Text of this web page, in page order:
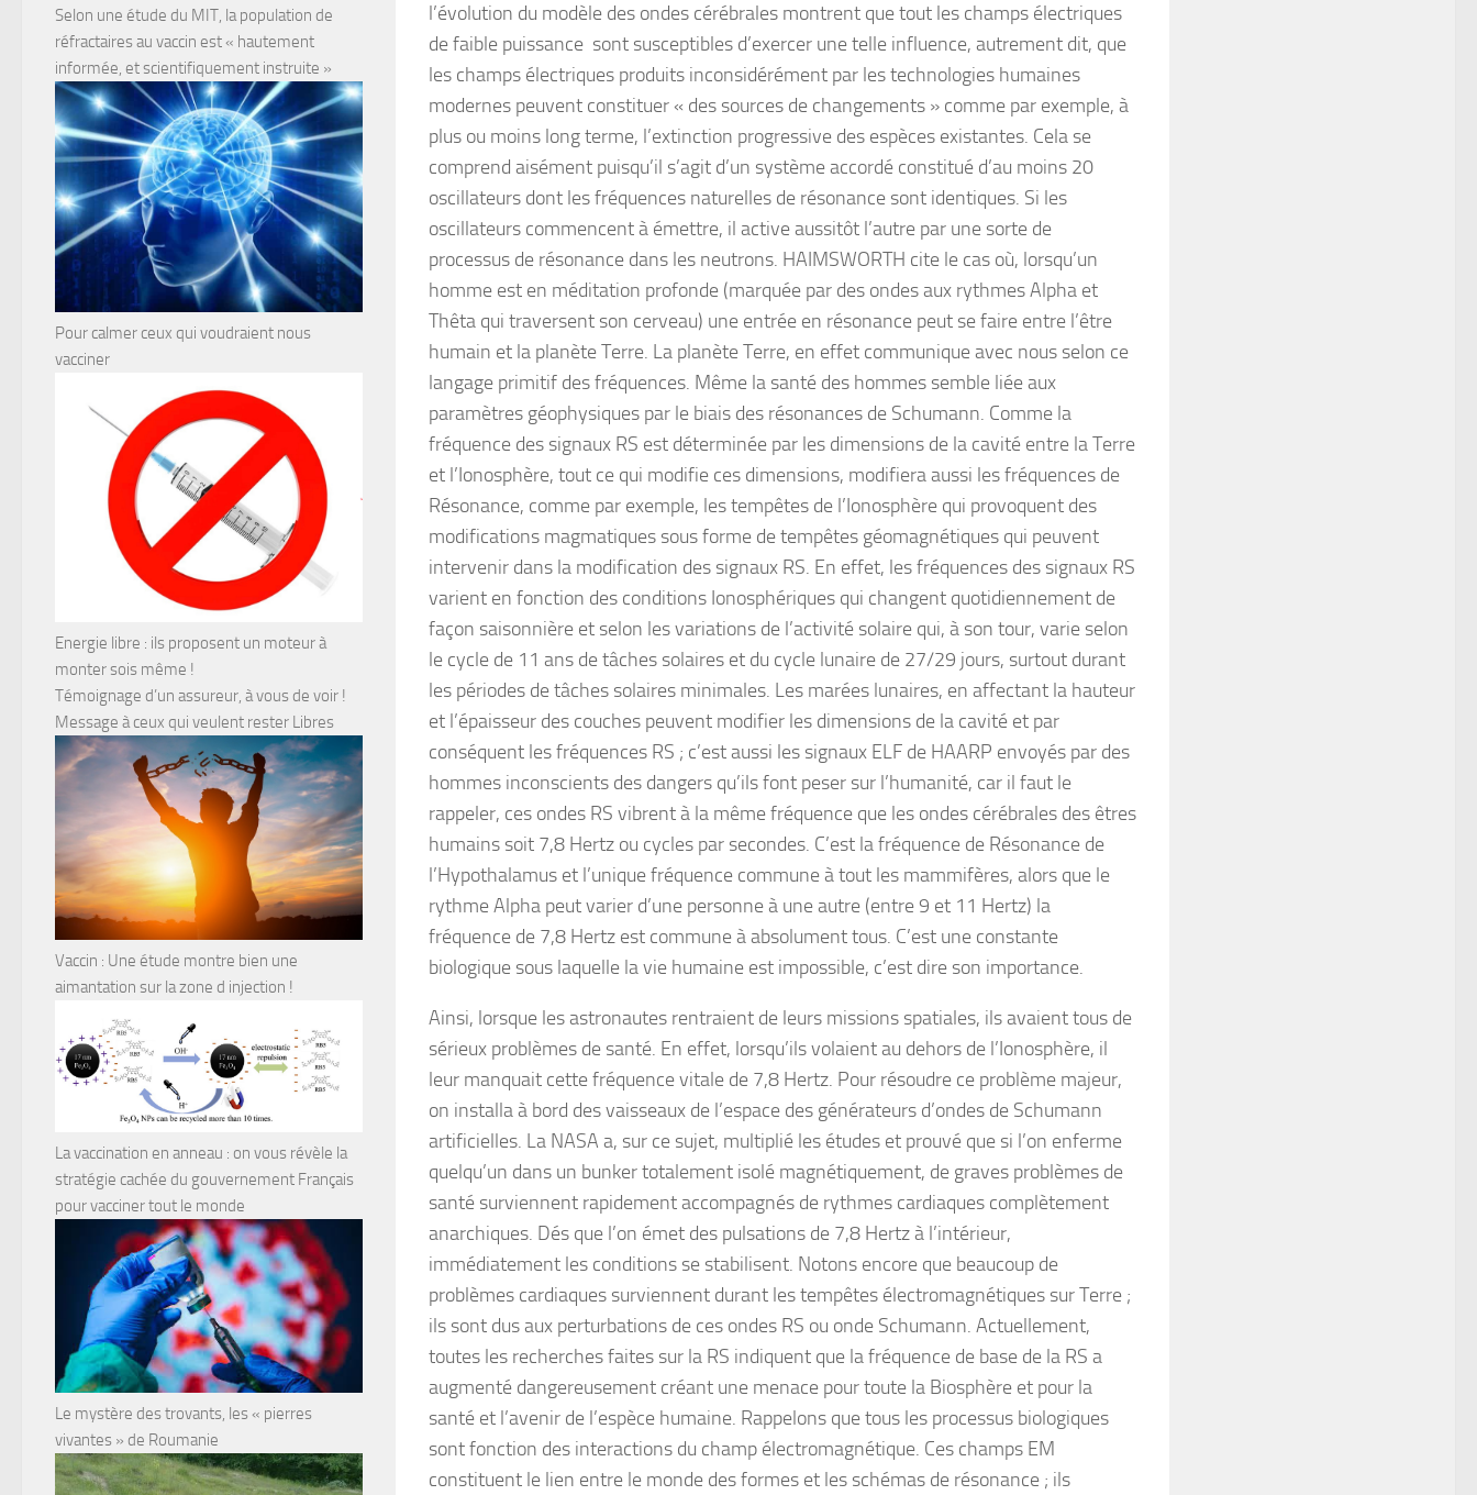
l’évolution du modèle des ondes cérébrales montrent que tout les champs électriques
de faible puissance sont susceptibles d’exercer une telle influence, autrement dit, que
les champs électriques produits inconsidérément par les technologies humaines
modernes peuvent constituer « des sources de changements » comme par exemple, à
plus ou moins long terme, l’extinction progressive des espèces existantes. Cela se
comprend aisément puisqu’il s’agit d’un système accordé constitué d’au moins 20
oscillateurs dont les fréquences naturelles de résonance sont identiques. Si les
oscillateurs commencent à émettre, il active aussitôt l’autre par une sorte de
processus de résonance dans les neutrons. HAIMSWORTH cite le cas où, lorsqu’un
homme est en méditation profonde (marquée par des ondes aux rythmes Alpha et
Thêta qui traversent son cerveau) une entrée en résonance peut se faire entre l’être
humain et la planète Terre. La planète Terre, en effet communique avec nous selon ce
langage primitif des fréquences. Même la santé des hommes semble liée aux
paramètres géophysiques par le biais des résonances de Schumann. Comme la
fréquence des signaux RS est déterminée par les dimensions de la cavité entre la Terre
et l’Ionosphère, tout ce qui modifie ces dimensions, modifiera aussi les fréquences de
Résonance, comme par exemple, les tempêtes de l’Ionosphère qui provoquent des
modifications magmatiques sous forme de tempêtes géomagnétiques qui peuvent
intervenir dans la modification des signaux RS. En effet, les fréquences des signaux RS
varient en fonction des conditions Ionosphériques qui changent quotidiennement de
façon saisonnière et selon les variations de l’activité solaire qui, à son tour, varie selon
le cycle de 11 ans de tâches solaires et du cycle lunaire de 27/29 jours, surtout durant
les périodes de tâches solaires minimales. Les marées lunaires, en affectant la hauteur
et l’épaisseur des couches peuvent modifier les dimensions de la cavité et par
conséquent les fréquences RS ; c’est aussi les signaux ELF de HAARP envoyés par des
hommes inconscients des dangers qu’ils font peser sur l’humanité, car il faut le
rappeler, ces ondes RS vibrent à la même fréquence que les ondes cérébrales des êtres
humains soit 7,8 Hertz ou cycles par secondes. C’est la fréquence de Résonance de
l’Hypothalamus et l’unique fréquence commune à tout les mammifères, alors que le
rythme Alpha peut varier d’une personne à une autre (entre 9 et 11 Hertz) la
fréquence de 7,8 Hertz est commune à absolument tous. C’est une constante
biologique sous laquelle la vie humaine est impossible, c’est dire son importance.
Ainsi, lorsque les astronautes rentraient de leurs missions spatiales, ils avaient tous de
sérieux problèmes de santé. En effet, lorsqu’ils volaient au dehors de l’Ionosphère, il
leur manquait cette fréquence vitale de 7,8 Hertz. Pour résoudre ce problème majeur,
on installa à bord des vaisseaux de l’espace des générateurs d’ondes de Schumann
artificielles. La NASA a, sur ce sujet, multiplié les études et prouvé que si l’on enferme
quelqu’un dans un bunker totalement isolé magnétiquement, de graves problèmes de
santé surviennent rapidement accompagnés de rythmes cardiaques complètement
anarchiques. Dés que l’on émet des pulsations de 7,8 Hertz à l’intérieur,
immédiatement les conditions se stabilisent. Notons encore que beaucoup de
problèmes cardiaques surviennent durant les tempêtes électromagnétiques sur Terre ;
ils sont dus aux perturbations de ces ondes RS ou onde Schumann. Actuellement,
toutes les recherches faites sur la RS indiquent que la fréquence de base de la RS a
augmenté dangereusement créant une menace pour toute la Biosphère et pour la
santé et l’avenir de l’espèce humaine. Rappelons que tous les processus biologiques
sont fonction des interactions du champ électromagnétique. Ces champs EM
constituent le lien entre le monde des formes et les schémas de résonance ; ils
Selon une étude du MIT, la population de
réfractaires au vaccin est « hautement
informée, et scientifiquement instruite »
Pour calmer ceux qui voudraient nous
vacciner
Energie libre : ils proposent un moteur à
monter sois même !
Témoignage d’un assureur, à vous de voir !
Message à ceux qui veulent rester Libres
Vaccin : Une étude montre bien une
aimantation sur la zone d injection !
La vaccination en anneau : on vous révèle la
stratégie cachée du gouvernement Français
pour vacciner tout le monde
Le mystère des trovants, les « pierres
vivantes » de Roumanie